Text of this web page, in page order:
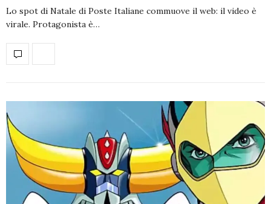
Lo spot di Natale di Poste Italiane commuove il web: il video è
virale. Protagonista è…